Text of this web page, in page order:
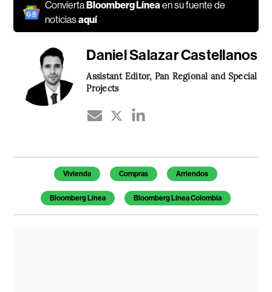
ConviertaBloomberg Línea en su fuente de
noticiasaquí
Daniel Salazar Castellanos
Assistant Editor, Pan Regional and Special
Projects
Temas de este artículo
Vivienda Compras Arriendos
Bloomberg Línea Bloomberg Línea Colombia